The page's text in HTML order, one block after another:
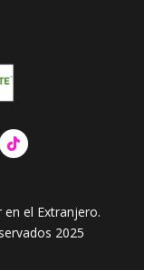
el Extranjero.
2025